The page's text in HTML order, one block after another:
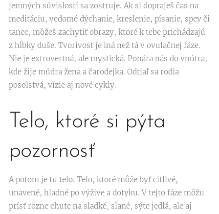
jemných súvislostí sa zostruje. Ak si dopraješ čas na
meditáciu, vedomé dýchanie, kreslenie, písanie, spev či
tanec, môžeš zachytiť obrazy, ktoré k tebe prichádzajú
z hĺbky duše. Tvorivosť je iná než tá v ovulačnej fáze.
Nie je extrovertná, ale mystická. Ponára nás do vnútra,
kde žije múdra žena a čarodejka. Odtiaľ sa rodia
posolstvá, vízie aj nové cykly.
Telo, ktoré si pýta
pozornosť
A potom je tu telo. Telo, ktoré môže byť citlivé,
unavené, hladné po výžive a dotyku. V tejto fáze môžu
prísť rôzne chute na sladké, slané, sýte jedlá, ale aj